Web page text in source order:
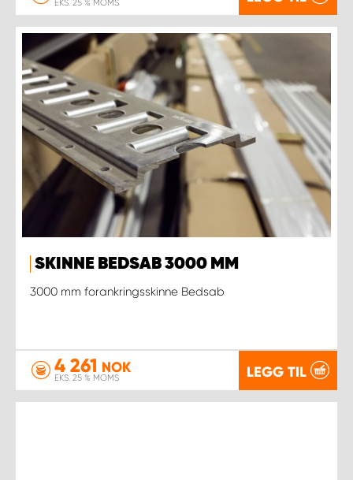
EKS. 25 % MOMS
SKINNE BEDSAB 3000 MM
3000 mm forankringsskinne Bedsab
4 261 NOK
EKS. 25 % MOMS LEGG TIL